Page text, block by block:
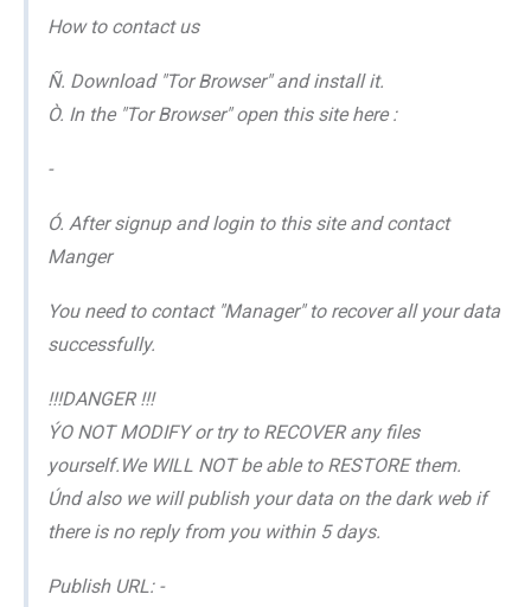
How to contact us
Ñ. Download "Tor Browser" and install it.
Ò. In the "Tor Browser" open this site here :
-
Ó. After signup and login to this site and contact
Manger
You need to contact "Manager" to recover all your data
successfully.
!!!DANGER !!!
ÝO NOT MODIFY or try to RECOVER any files
yourself.We WILL NOT be able to RESTORE them.
Únd also we will publish your data on the dark web if
there is no reply from you within 5 days.
Publish URL: -